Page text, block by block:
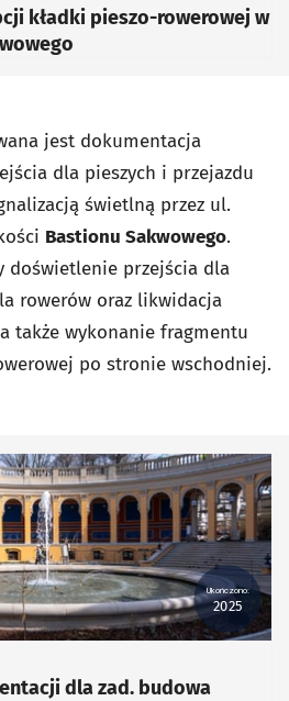
kładki pieszo-rowerowej w
jest dokumentacja
dla pieszych i przejazdu
świetlną przez ul.
Bastionu Sakwowego.
doświetlenie przejścia dla
rowerów oraz likwidacja
także wykonanie fragmentu
po stronie wschodniej.
drogowa
Ukończono:
2025
dla zad. budowa